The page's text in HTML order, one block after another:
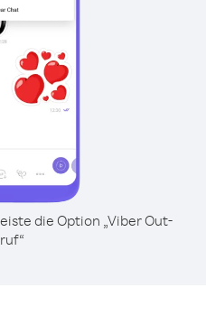
die Option „Viber Out-